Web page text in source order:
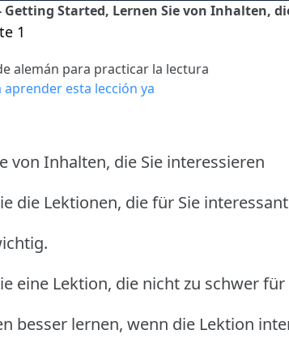
Getting Started, Lernen Sie von Inhalten,
1
alemán para practicar la lectura
aprender esta lección ya
von Inhalten, die Sie interessieren
die Lektionen, die für Sie
eine Lektion, die nicht zu schwer für
besser lernen, wenn die Lektion